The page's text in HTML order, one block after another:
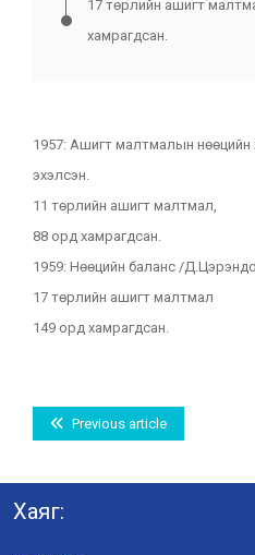
17 төрлийн ашигт
хамрагдсан.
1957: Ашигт малтмалын нөөцийн
эхэлсэн.
11 төрлийн ашигт малтмал,
88 орд хамрагдсан.
1959: Нөөцийн баланс /
17 төрлийн ашигт малтмал
149 орд хамрагдсан.
Previous article
Хаяг: